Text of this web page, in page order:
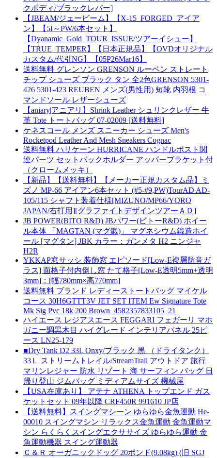
クボディ/ブラックレバー]
【JBEAM/ジェービーム】【X-15_FORGED_アイア
ン】【5I～PW/6本セット】
【Dyanamic_Gold_TOUR_ISSUE/ツアーイシュー】
【TRUE_TEMPER】【日本正規品】【OVDオリジナル
カスタム/代引NG】【05P26Mar16】
送料無料 グレンソン GRENSON ルーベン ストレート
チップ シューズ ブラック タン 全2色GRENSON 5301-
426 5301-423 REUBEN メンズ(男性用) 短靴 内羽根 コ
マンドソール レザーシューズ
【aniary|アニアリ】Shrink Leather シュリンクレザー 牛
革 Tote トートバッグ 07-02009 [送料無料]
ケネスコール メンズ スニーカー シューズ Men's
Rocketpod Leather And Mesh Sneakers Cognac
送料無料 ハリケーン HURRICANE ハンドルポスト関
連パーツ セットバックホルダー アッパーブラケット付
（クロームメッキ）
【新品】【送料無料】【メーカー正規カスタム品】ミ
ズノ MP-66 アイアン6本セット (#5-#9,PW)TourAD AD-
105/115 シャフト装着仕様[MIZUNO/MP66/YORO
JAPAN/右打用][グラファイトデザインツアーＡＤ]
JB POWER(BITO R&D) JBパワー(ビトーR&D) ホイー
ル本体 「MAGTAN (マグ鍛)」 マグネシウム鍛造ホイ
ール [マグタン] JBK カラー：ガンメタ H2 ニンジャ
H2R
YKKAP窓サッシ 装飾窓 エピソード[Low-E複層防音ガ
ラス] 面格子付内倒し窓 たて格子[Low-E透明5mm+透明
3mm]：[幅780mm×高770mm]
送料無料 ブランド レディーストートバッグ マイケル
コース 30H6GTTT3V JET SET ITEM Ew Signature Tote
Mk Sig Pvc 18k 200 Brown_4582357833105_21
ハイエース レジアスエース FEGGARI フェガーリ マホ
ガニー調黒木目 ハイグレード インテリアパネル 25ピ
ース LN25-179
■Dry Tank D2 33L Onxy/ブラック 黒 （ドライタンク）
33Ｌ ストリームトレイル/StreamTrail アウトドア 旅行
マリンレジャー 防水 リゾート 海 サーフィン バッグ 日
帰り登山 ジムバッグ ミディアムサイズ 機械屋
【USA在庫あり】 アテナ ATHENA トップエンド ガス
ケットセット 09年以降 CRF450R 991610 JP店
【送料無料】スイングマシーン ゆらゆら金魚運動 He-
00010 スイングマシン リラックス金魚運動 金魚運動マ
シン らくらくスイングエクササイズ ゆらゆら運動 金
魚運動機器 スイング運動器
Ｃ＆Ｒ オーガニックドッグ 20ポンド(9.08kg) (旧 SGJ